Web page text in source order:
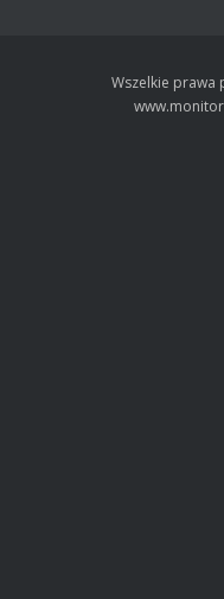
Wszelkie prawa